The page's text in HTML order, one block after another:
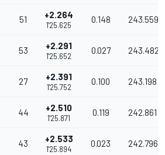
51 +2.264
1'25.625
0.148 243.559
53 +2.291
1'25.652
0.027 243.482
27 +2.391
1'25.752
0.100 243.198
44 +2.510
1'25.871
0.119 242.861
43 +2.533
1'25.894
0.023 242.796